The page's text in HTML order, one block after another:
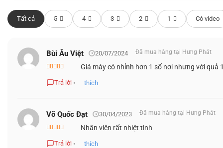
GEFORCE RTX 40 SERIES – NHANH ĐẾN
Tất cả 5 4 3 2 1 Có video
Bùi Âu Việt 20/07/2024 Đã mua hàng tại Hưng Phát
hạng55 sao
Giá máy có nhỉnh hơn 1 số nơi nhưng với quả
Trả lời • thích
Võ Quốc Đạt 30/04/2023 Đã mua hàng tại Hưng Phát
hạng55 sao
Nhân viên rất nhiệt tình
Trả lời • thích